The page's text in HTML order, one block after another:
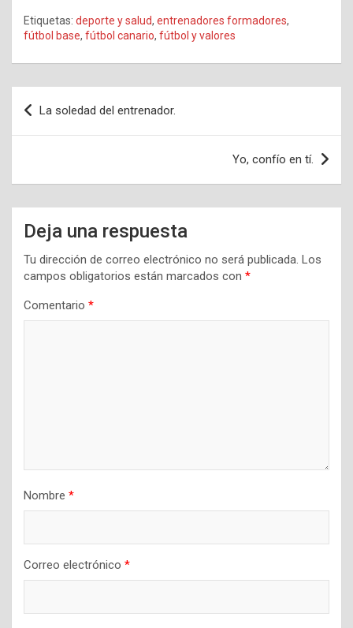
Etiquetas: deporte y salud, entrenadores formadores,
fútbol base, fútbol canario, fútbol y valores
Navegación
de
La soledad del entrenador.
Yo, confío en tí.
Deja una respuesta
Tu dirección de correo electrónico no será publicada. Los
campos obligatorios están marcados con *
Comentario *
Nombre *
Correo electrónico *